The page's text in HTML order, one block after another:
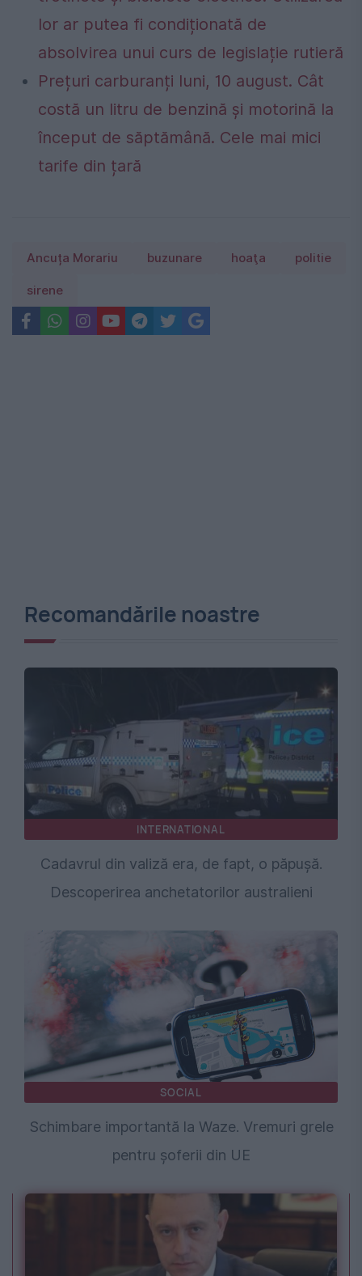
lor ar putea fi condiționată de
absolvirea unui curs de legislație rutieră
Prețuri carburanți luni, 10 august. Cât
costă un litru de benzină și motorină la
început de săptămână. Cele mai mici
tarife din țară
Ancuța Morariu buzunare hoaţa politie
sirene
Recomandările noastre
INTERNATIONAL
Cadavrul din valiză era, de fapt, o păpușă.
Descoperirea anchetatorilor australieni
SOCIAL
Schimbare importantă la Waze. Vremuri grele
pentru șoferii din UE